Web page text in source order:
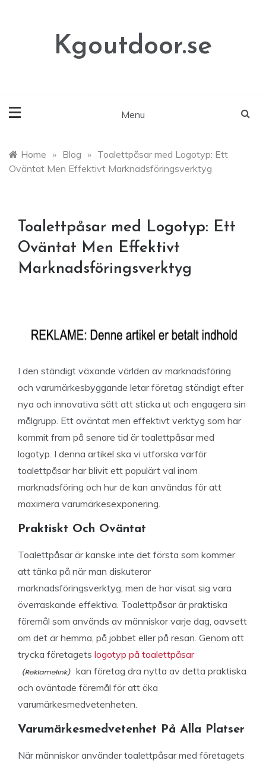
Kgoutdoor.se
Menu
Home » Blog » Toalettpåsar med Logotyp: Ett
Oväntat Men Effektivt Marknadsföringsverktyg
Toalettpåsar med Logotyp: Ett
Oväntat Men Effektivt
Marknadsföringsverktyg
I den ständigt växande världen av marknadsföring
och varumärkesbyggande letar företag ständigt efter
nya och innovativa sätt att sticka ut och engagera sin
målgrupp. Ett oväntat men effektivt verktyg som har
kommit fram på senare tid är toalettpåsar med
logotyp. I denna artikel ska vi utforska varför
toalettpåsar har blivit ett populärt val inom
marknadsföring och hur de kan användas för att
maximera varumärkesexponering.
Praktiskt Och Oväntat
Toalettpåsar är kanske inte det första som kommer
att tänka på när man diskuterar
marknadsföringsverktyg, men de har visat sig vara
överraskande effektiva. Toalettpåsar är praktiska
föremål som används av människor varje dag, oavsett
om det är hemma, på jobbet eller på resan. Genom att
trycka företagets logotyp på toalettpåsar
kan företag dra nytta av detta praktiska
och oväntade föremål för att öka
varumärkesmedvetenheten.
Varumärkesmedvetenhet På Alla Platser
När människor använder toalettpåsar med företagets